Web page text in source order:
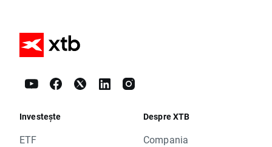
Investește
ETF
Despre XTB
Compania